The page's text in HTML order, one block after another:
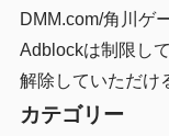
DMM.com/角川ゲ
Adblockは制限し
解除していただけ
カテゴリー